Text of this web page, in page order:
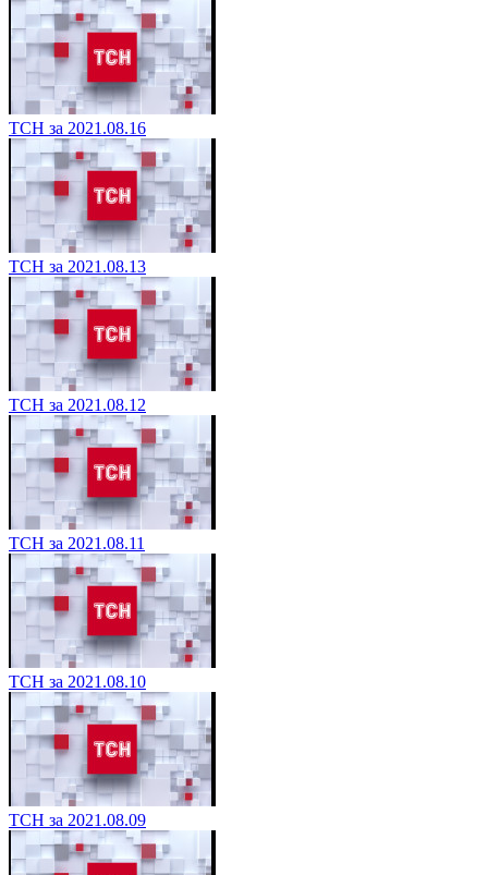
ТСН за 2021.08.16
ТСН за 2021.08.13
ТСН за 2021.08.12
ТСН за 2021.08.11
ТСН за 2021.08.10
ТСН за 2021.08.09